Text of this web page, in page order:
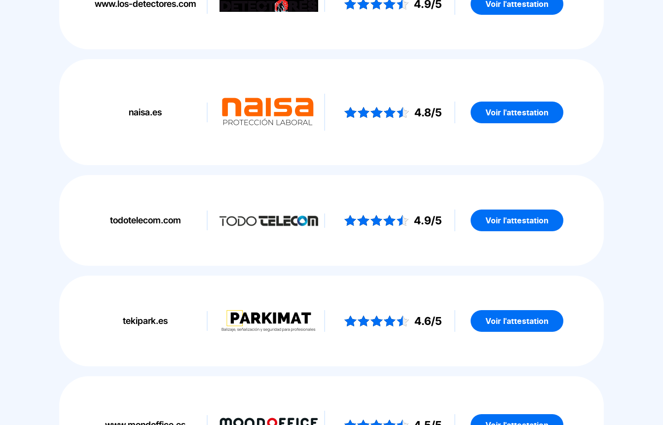
www.los-detectores.com 4.9/5 Voir l'attestation
naisa.es 4.8/5 Voir l'attestation
todotelecom.com 4.9/5 Voir l'attestation
tekipark.es 4.6/5 Voir l'attestation